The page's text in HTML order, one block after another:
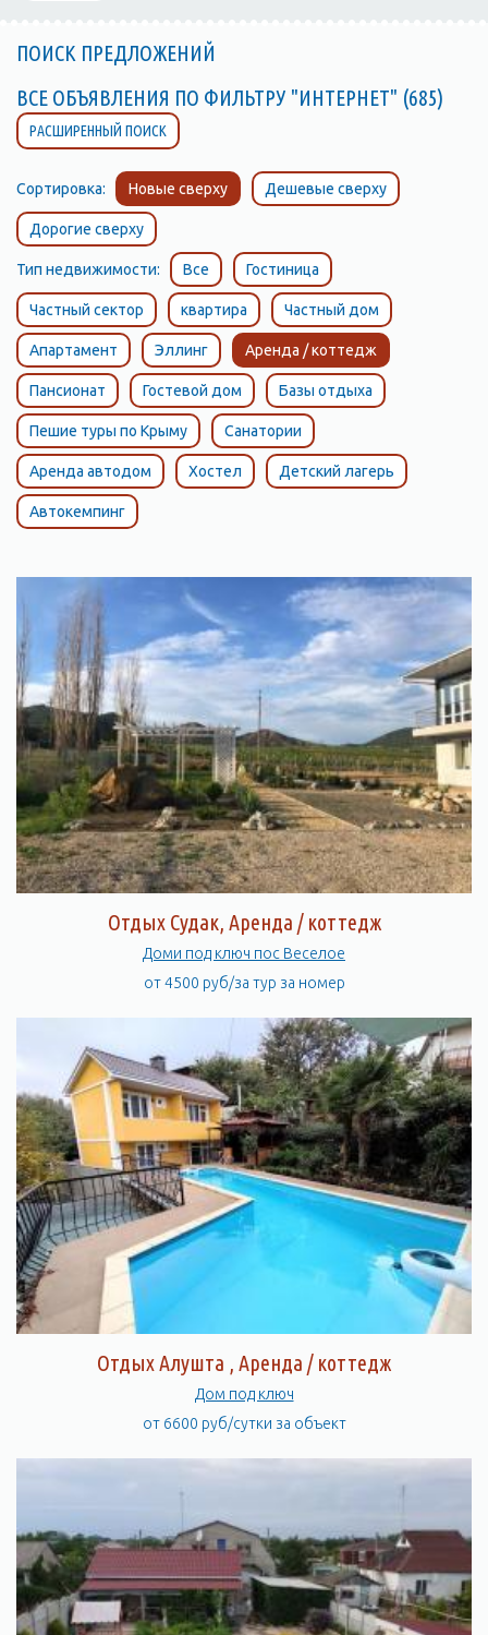
ПОИСК ПРЕДЛОЖЕНИЙ
ВСЕ ОБЪЯВЛЕНИЯ ПО ФИЛЬТРУ "ИНТЕРНЕТ" (685)
РАСШИРЕННЫЙ ПОИСК
Сортировка: Новые сверху Дешевые сверху
Дорогие сверху
Тип недвижимости: Все Гостиница
Частный сектор квартира Частный дом
Апартамент Эллинг Аренда / коттедж
Пансионат Гостевой дом Базы отдыха
Пешие туры по Крыму Санатории
Аренда автодом Хостел Детский лагерь
Автокемпинг
Отдых Судак, Аренда / коттедж
Доми под ключ пос Веселое
от 4500 руб/за тур за номер
Отдых Алушта , Аренда / коттедж
Дом под ключ
от 6600 руб/сутки за объект